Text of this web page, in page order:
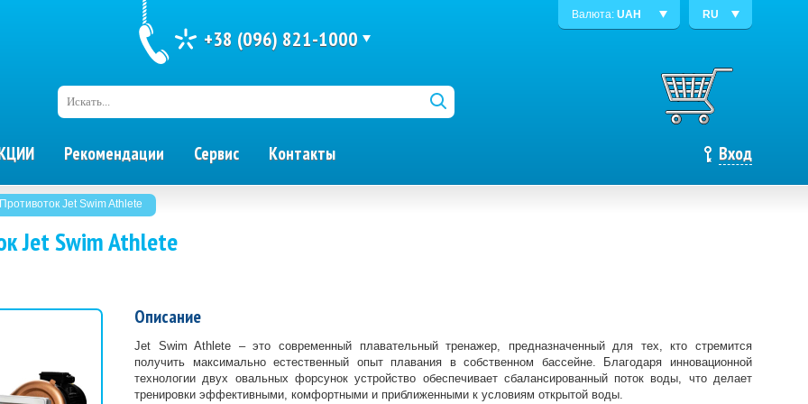
Валюта: UAH RU
Вход
Рекомендации Сервис Контакты
Искать...
+38 (096) 821-1000
Противоток Jet Swim Athlete
Jet Swim Athlete
Описание
Jet Swim Athlete – это современный плавательный тренажер, предназначенный для тех, кто стремится
получить максимально естественный опыт плавания в собственном бассейне. Благодаря инновационной
технологии двух овальных форсунок устройство обеспечивает сбалансированный поток воды, что делает
тренировки эффективными, комфортными и приближенными к условиям открытой воды.